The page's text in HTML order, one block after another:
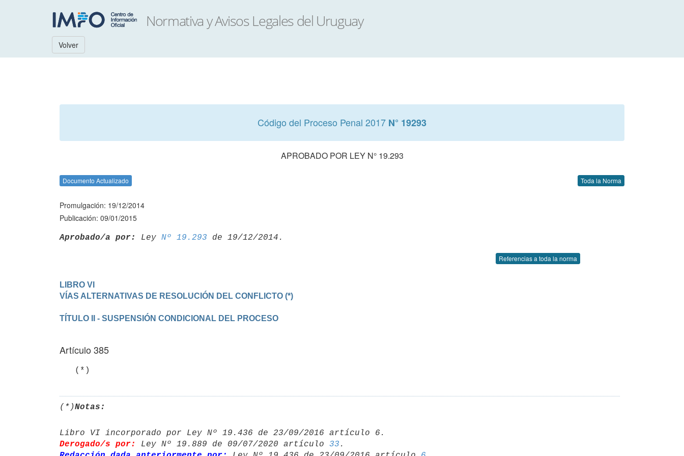
Volver
Código del Proceso Penal 2017 N° 19293
APROBADO POR LEY N° 19.293
Documento Actualizado Toda la Norma
Promulgación: 19/12/2014
Publicación: 09/01/2015
Aprobado/a por: Ley Nº 19.293
Referencias a toda la norma
LIBRO VI
Artículo 385
   (*)
(*)Notas:
Derogado/s por:
Ley Nº 19.889 de 09/07/2020 artículo 33